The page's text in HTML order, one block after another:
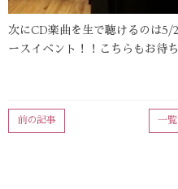
次にCD楽曲を生で聴けるのは5/
ースイベント！！こちらもお待
一
前の記事